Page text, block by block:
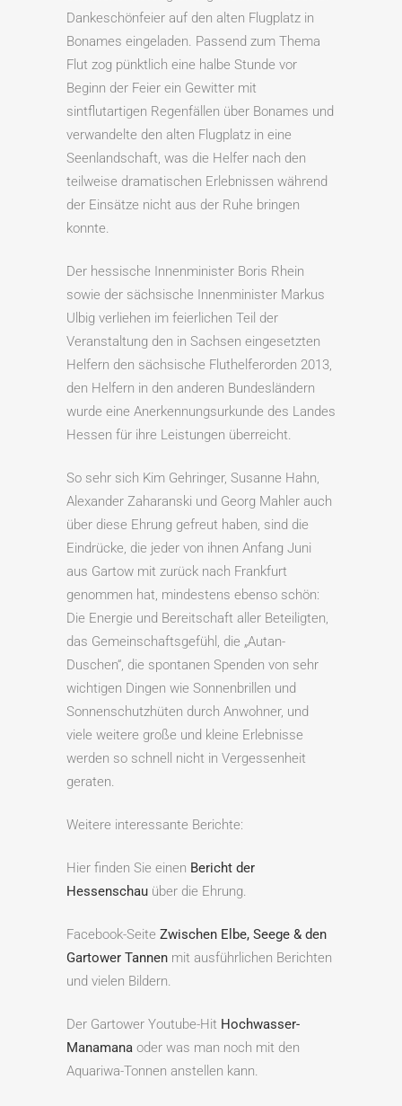
Dankeschönfeier auf den alten Flugplatz in
Bonames eingeladen. Passend zum Thema
Flut zog pünktlich eine halbe Stunde vor
Beginn der Feier ein Gewitter mit
sintflutartigen Regenfällen über Bonames und
verwandelte den alten Flugplatz in eine
Seenlandschaft, was die Helfer nach den
teilweise dramatischen Erlebnissen während
der Einsätze nicht aus der Ruhe bringen
konnte.
Der hessische Innenminister Boris Rhein
sowie der sächsische Innenminister Markus
Ulbig verliehen im feierlichen Teil der
Veranstaltung den in Sachsen eingesetzten
Helfern den sächsische Fluthelferorden 2013,
den Helfern in den anderen Bundesländern
wurde eine Anerkennungsurkunde des Landes
Hessen für ihre Leistungen überreicht.
So sehr sich Kim Gehringer, Susanne Hahn,
Alexander Zaharanski und Georg Mahler auch
über diese Ehrung gefreut haben, sind die
Eindrücke, die jeder von ihnen Anfang Juni
aus Gartow mit zurück nach Frankfurt
genommen hat, mindestens ebenso schön:
Die Energie und Bereitschaft aller Beteiligten,
das Gemeinschaftsgefühl, die „Autan-
Duschen“, die spontanen Spenden von sehr
wichtigen Dingen wie Sonnenbrillen und
Sonnenschutzhüten durch Anwohner, und
viele weitere große und kleine Erlebnisse
werden so schnell nicht in Vergessenheit
geraten.
Weitere interessante Berichte:
Hier finden Sie einen Bericht der
Hessenschau über die Ehrung.
Facebook-Seite Zwischen Elbe, Seege & den
Gartower Tannen mit ausführlichen Berichten
und vielen Bildern.
Der Gartower Youtube-Hit Hochwasser-
Manamana oder was man noch mit den
Aquariwa-Tonnen anstellen kann.